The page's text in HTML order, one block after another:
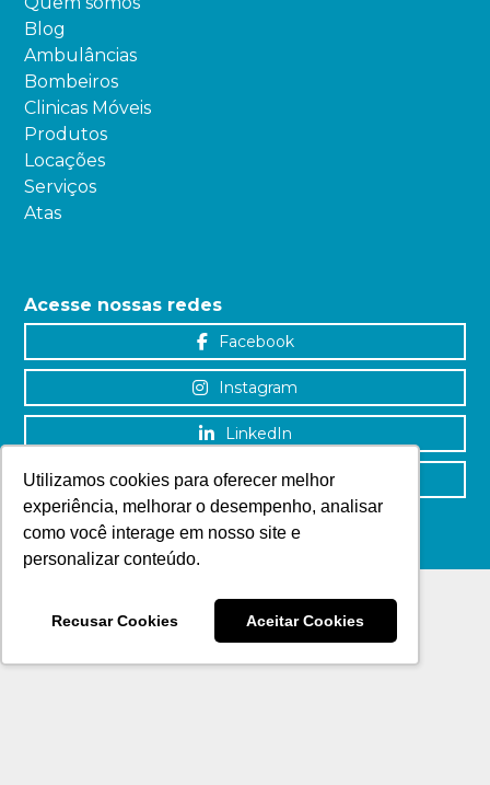
Utilizamos cookies para oferecer melhor
experiência, melhorar o desempenho, analisar
como você interage em nosso site e
personalizar conteúdo.
Recusar Cookies Aceitar Cookies
Blog
Ambulâncias
Bombeiros
Clinicas Móveis
Produtos
Locações
Serviços
Atas
Acesse nossas redes
Facebook
Instagram
LinkedIn
YouTube